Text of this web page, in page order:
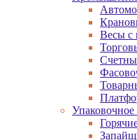
Весы с
Упаковочное